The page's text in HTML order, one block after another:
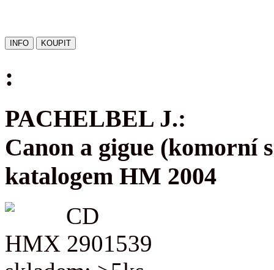
:
PACHELBEL J.:
Canon a gigue (komorní
katalogem HM 2004
CD
HMX 2901539